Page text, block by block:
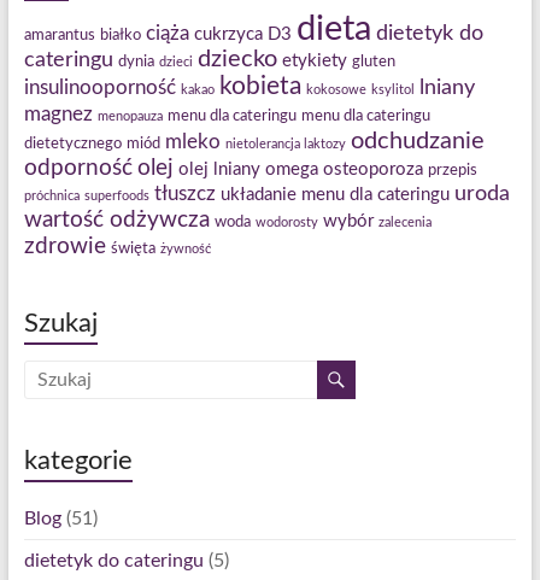
amarantus białko ciąża cukrzyca D3 dieta dietetyk do
cateringu dynia dzieci dziecko etykiety gluten
insulinooporność kakao kobieta kokosowe ksylitol lniany
magnez menopauza menu dla cateringu menu dla cateringu
dietetycznego miód mleko nietolerancja laktozy odchudzanie
odporność olej olej lniany omega osteoporoza przepis
próchnica superfoods tłuszcz układanie menu dla cateringu uroda
wartość odżywcza woda wodorosty wybór zalecenia
zdrowie święta żywność
Szukaj
kategorie
Blog(51)
dietetyk do cateringu (5)